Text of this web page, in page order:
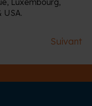
Luxembourg,
USA.
Suivant